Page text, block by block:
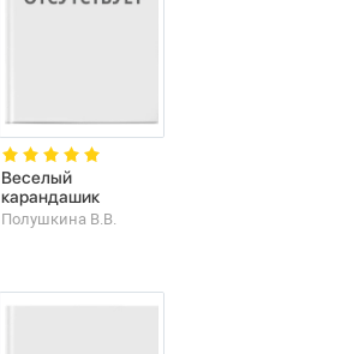
Веселый
карандашик
Полушкина В.В.